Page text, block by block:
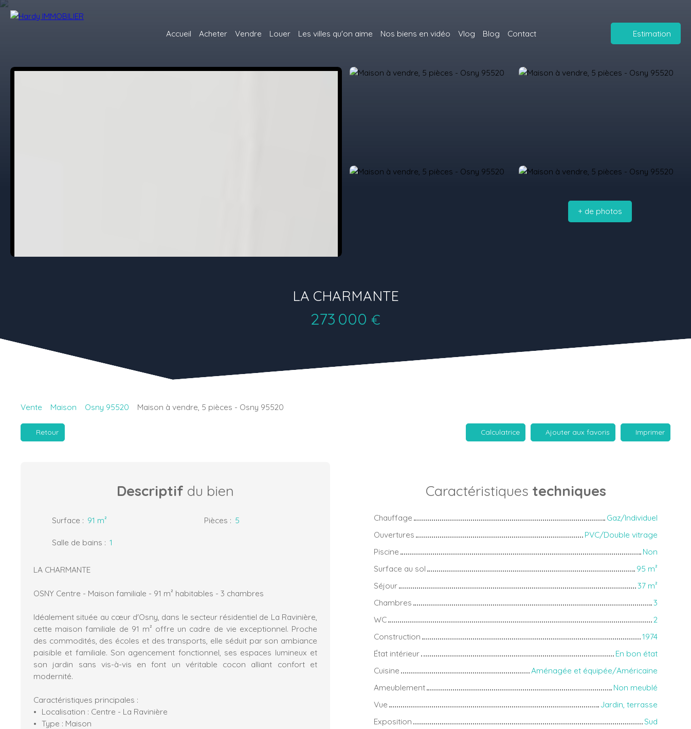
Accueil Acheter Vendre Louer Les villes qu'on aime Nos biens en vidéo Vlog Blog Contact Estimation
+ de photos
LA CHARMANTE
273 000 €
Vente Maison Osny 95520 Maison à vendre, 5 pièces - Osny 95520
Retour Calculatrice Ajouter aux favoris Imprimer
Descriptif du bien
Surface : 91 m² Pièces : 5
Salle de bains : 1
LA CHARMANTE
OSNY Centre - Maison familiale - 91 m² habitables - 3 chambres
Idéalement située au cœur d'Osny, dans le secteur résidentiel de La Ravinière,
cette maison familiale de 91 m² offre un cadre de vie exceptionnel. Proche
des commodités, des écoles et des transports, elle séduit par son ambiance
paisible et familiale. Son agencement fonctionnel, ses espaces lumineux et
son jardin sans vis-à-vis en font un véritable cocon alliant confort et
modernité.
Caractéristiques principales :
Localisation : Centre - La Ravinière
Type : Maison
Caractéristiques techniques
Chauffage
Gaz/Individuel
Ouvertures
PVC/Double vitrage
Piscine
Non
Surface au sol
95 m²
Séjour
37 m²
Chambres
3
WC
2
Construction
1974
État intérieur
En bon état
Cuisine
Aménagée et équipée/Américaine
Ameublement
Non meublé
Vue
Jardin, terrasse
Exposition
Sud